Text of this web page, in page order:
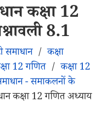
कक्षा 12
8.1
समाधान/कक्षा
12 गणित/कक्षा 12
- समाकलनों के
कक्षा 12 गणित अध्याय